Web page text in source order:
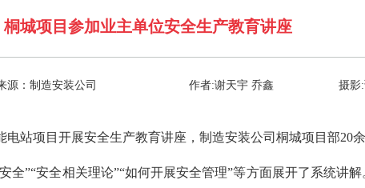
桐城项目参加业主单位安全生产教育讲座
源：制造安装公司 作者:谢天宇 乔鑫 摄影
站项目开展安全生产教育讲座，制造安装公司桐城项目部20余
全”“安全相关理论”“如何开展安全管理”等方面展开了系统讲